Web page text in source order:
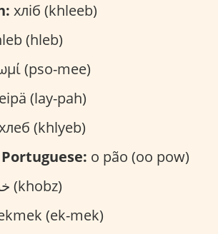
хліб (khleeb)
(hleb)
(pso-mee)
(lay-pah)
(khlyeb)
o pão (oo pow)
خبز (khobz)
(ek-mek)